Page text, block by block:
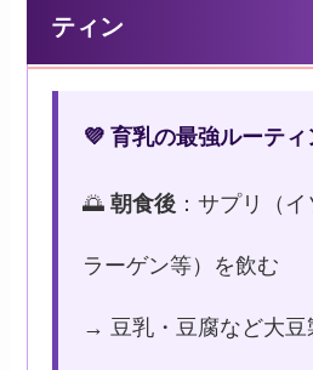
ティン
💜 育乳の最強ルーティ
🌅朝食後 ：サプリ（
ラーゲン等）を飲む
→ 豆乳・豆腐など大豆